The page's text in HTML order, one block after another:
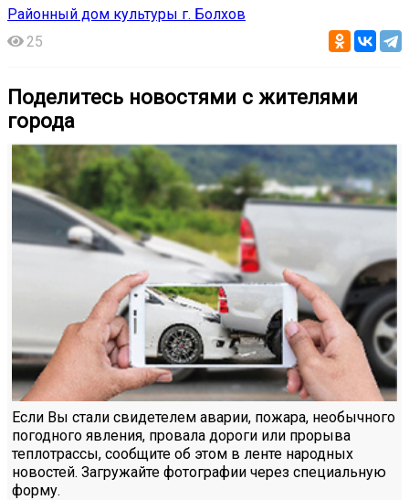
Районный дом культуры г. Болхов
25
Поделитесь новостями с жителями
города
Если Вы стали свидетелем аварии, пожара, необычного
погодного явления, провала дороги или прорыва
теплотрассы, сообщите об этом в ленте народных
новостей. Загружайте фотографии через специальную
форму.